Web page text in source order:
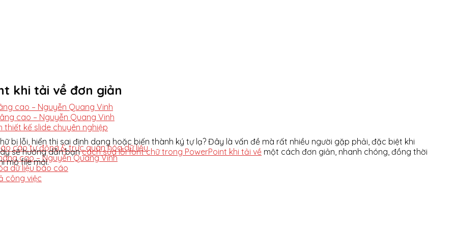
cao – Nguyễn Quang Vinh
cao – Nguyễn Quang Vinh
thiết kế slide chuyên nghiệp
cáo tự động & trực quan hóa dữ liệu
cao – Nguyễn Quang Vinh
dữ liệu báo cáo
công việc
khi tải về đơn giản
bị lỗi, hiển thị sai định dạng hoặc biến thành ký tự lạ? Đây là vấn đề mà rất nhiều người gặp phải, đặc biệt khi
sẽ hướng dẫn bạncách sửa lỗi font chữ trong PowerPoint khi tải về một cách đơn giản, nhanh chóng, đồng thời
mở file mới.